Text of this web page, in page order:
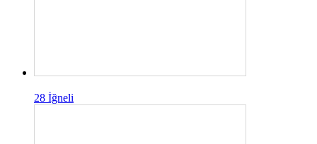
28 İğneli